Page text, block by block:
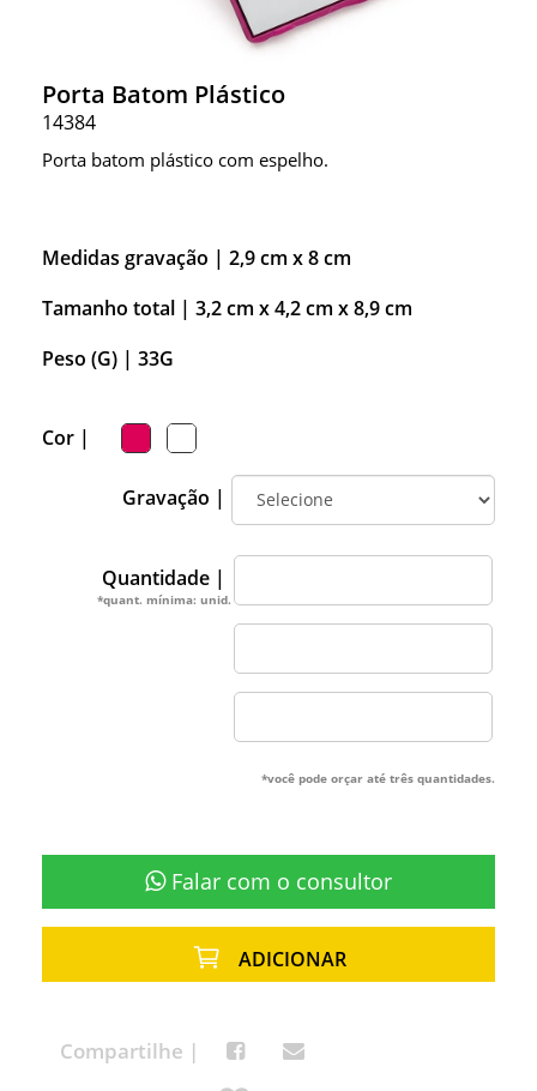
Porta Batom Plástico
14384
Porta batom plástico com espelho.
Medidas gravação | 2,9 cm x 8 cm
Tamanho total | 3,2 cm x 4,2 cm x 8,9 cm
Peso (G) | 33G
Cor |
Gravação |
Quantidade |
*quant. mínima: unid.
*você pode orçar até três quantidades.
Falar com o consultor
ADICIONAR
Compartilhe |